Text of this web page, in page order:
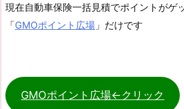
現在自動車保険一括見積でポイントがゲ
「GMOポイント広場 」だけです
GMOポイント広場←クリック